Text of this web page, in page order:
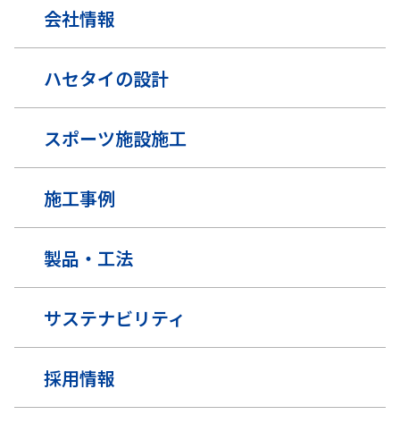
会社情報
ハセタイの設計
スポーツ施設施工
施工事例
製品・工法
サステナビリティ
採用情報